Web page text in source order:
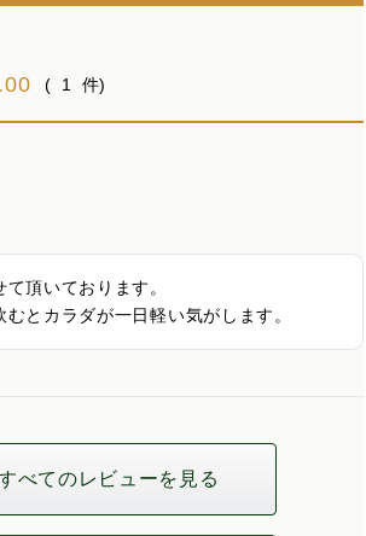
1
頂いております。
とカラダが一日軽い気がします。
べてのレビューを見る